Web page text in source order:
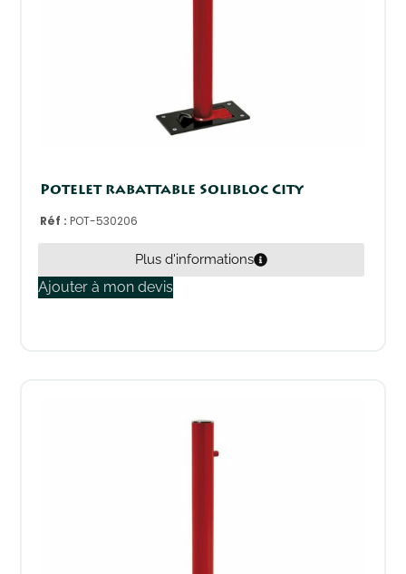
Potelet rabattable Solibloc City
Réf :POT-530206
Plus d'informations
Ajouter à mon devis